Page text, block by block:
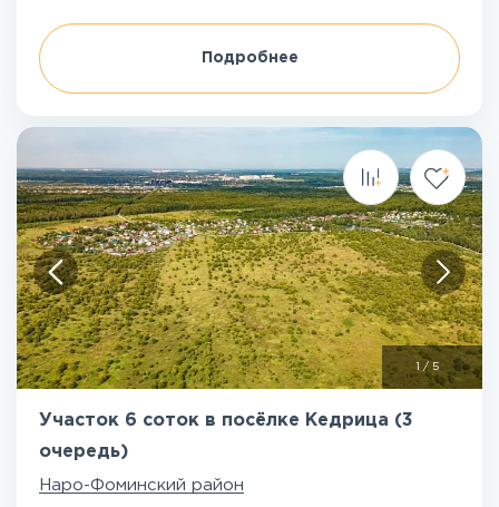
Подробнее
/ 5
Участок 6 соток в посёлке Кедрица (3
очередь)
Наро-Фоминский район